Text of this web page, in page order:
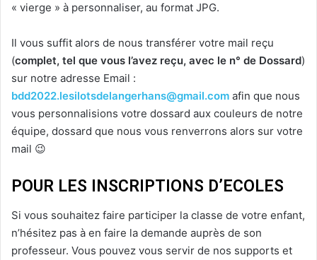
« vierge » à personnaliser, au format JPG.
Il vous suffit alors de nous transférer votre mail reçu
(complet, tel que vous l’avez reçu, avec le n° de Dossard)
sur notre adresse Email :
bdd2022.lesilotsdelangerhans@gmail.com afin que nous
vous personnalisions votre dossard aux couleurs de notre
équipe, dossard que nous vous renverrons alors sur votre
mail 😉
POUR LES INSCRIPTIONS D’ECOLES
Si vous souhaitez faire participer la classe de votre enfant,
n’hésitez pas à en faire la demande auprès de son
professeur. Vous pouvez vous servir de nos supports et